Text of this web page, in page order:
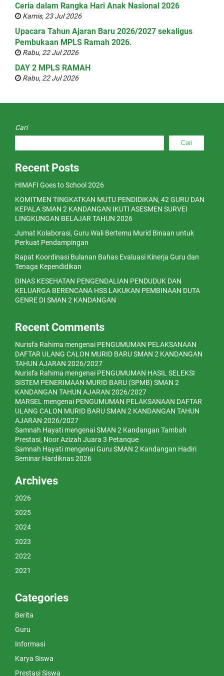
Ceria dalam Rangka Hari Anak Nasional 2026
Kamis, 23 Jul 2026
Upacara Tahun Ajaran Baru 2026/2027 sekaligus
Pembukaan MPLS Ramah 2026.
Rabu, 22 Jul 2026
DAY 2 MPLS RAMAH
Rabu, 22 Jul 2026
Cari
Cari
Recent Posts
HIMAFI Goes to School 2026
KOMITMEN TINGKATKAN MUTU PENDIDIKAN, 42 GURU DAN
KEPALA SMAN 2 KANDANGAN IKUTI ASESMEN SURVEI
LINGKUNGAN BELAJAR TAHUN 2026
Jumat Kolaborasi, Guru Wali Bertemu Murid Binaan untuk
Perkuat Pendampingan
Rapat Koordinasi Bulanan Bahas Evaluasi Kinerja Guru dan
Tenaga Kependidikan
DINAS KESEHATAN PENGENDALIAN PENDUDUK DAN
KELUARGA BERENCANA HSS LAKUKAN PEMBINAAN DUTA
GENRE DI SMAN 2 KANDANGAN
Recent Comments
Nurisfa Rahima mengenai PENGUMUMAN PELAKSANAAN
DAFTAR ULANG CALON MURID BARU SMAN 2 KANDANGAN
TAHUN AJARAN 2026/2027
Nurisfa Rahima mengenai PENGUMUMAN HASIL SELEKSI
SISTEM PENERIMAAN MURID BARU (SPMB) SMAN 2
KANDANGAN TAHUN AJARAN 2026/2027
MARSEL mengenai PENGUMUMAN PELAKSANAAN DAFTAR
ULANG CALON MURID BARU SMAN 2 KANDANGAN TAHUN
AJARAN 2026/2027
Samnah Hayati mengenaiSMAN 2 Kandangan Tambah
Prestasi, Noor Azizah Juara 3 Petanque
Samnah Hayati mengenaiGuru SMAN 2 Kandangan Hadiri
Seminar Hardiknas 2026
Archives
2026
2025
2024
2023
2022
2021
Categories
Berita
Guru
Informasi
Karya Siswa
Prestasi Siswa